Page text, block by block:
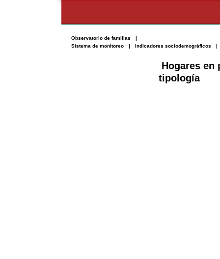
Observatorio de familias
Sistema de monitoreo
Indicadores sociodemográficos
Hogares en
tipología